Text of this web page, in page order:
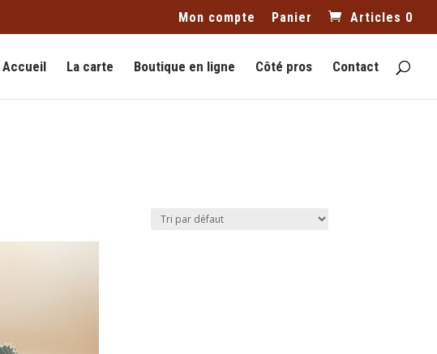
Mon compte Panier Articles 0
Accueil La carte Boutique en ligne Côté pros Contact